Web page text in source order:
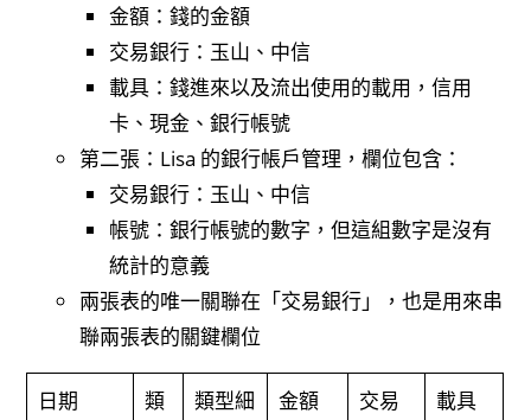
金額：錢的金額
交易銀行：玉山、中信
載具：錢進來以及流出使用的載用，信用
卡、現金、銀行帳號
第二張：Lisa 的銀行帳戶管理，欄位包含：
交易銀行：玉山、中信
帳號：銀行帳號的數字，但這組數字是沒有
統計的意義
兩張表的唯一關聯在「交易銀行」，也是用來串
聯兩張表的關鍵欄位
日期
類
類型細
金額
交易
載具